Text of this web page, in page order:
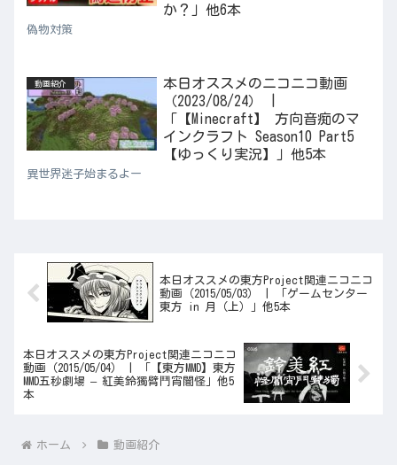
か？」他6本
偽物対策
動画紹介
本日オススメのニコニコ動画
（2023/08/24） |
「【Minecraft】 方向音痴のマ
インクラフト Season10 Part5
【ゆっくり実況】」他5本
異世界迷子始まるよー
本日オススメの東方Project関連ニコニコ
動画（2015/05/03） | 「ゲームセンター
東方 in 月（上）」他5本
本日オススメの東方Project関連ニコニコ
動画（2015/05/04） | 「【東方MMD】東方
MMD五秒劇場 – 紅美鈴獨臂鬥宵闇怪」他5
本
ホーム 動画紹介